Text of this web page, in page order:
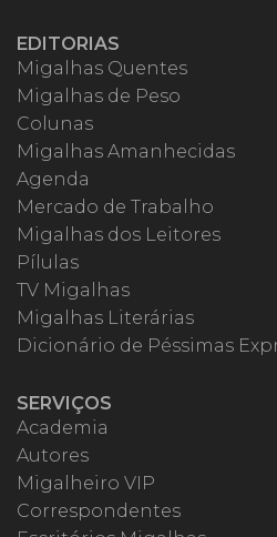
EDITORIAS
Migalhas Quentes
Migalhas de Peso
Colunas
Migalhas Amanhecidas
Agenda
Mercado de Trabalho
Migalhas dos Leitores
Pílulas
TV Migalhas
Migalhas Literárias
Dicionário de Péssimas
SERVIÇOS
Academia
Autores
Migalheiro VIP
Correspondentes